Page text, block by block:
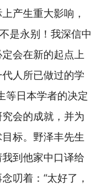
产生重大影响，
是永别！我深信中
会在新的起点上
人所已做过的学
等日本学者的决定
会的成就，并为
标。野泽丰先生
到他家中口译给
叨着：“太好了，